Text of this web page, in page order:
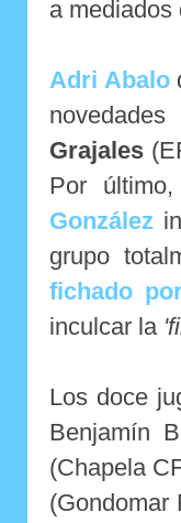
a mediados
Adri Abalo
novedades
Grajales
Por
González
grupo
fichado
inculcar la
Los doce
Benjamín
(Chapela
(Gondomar